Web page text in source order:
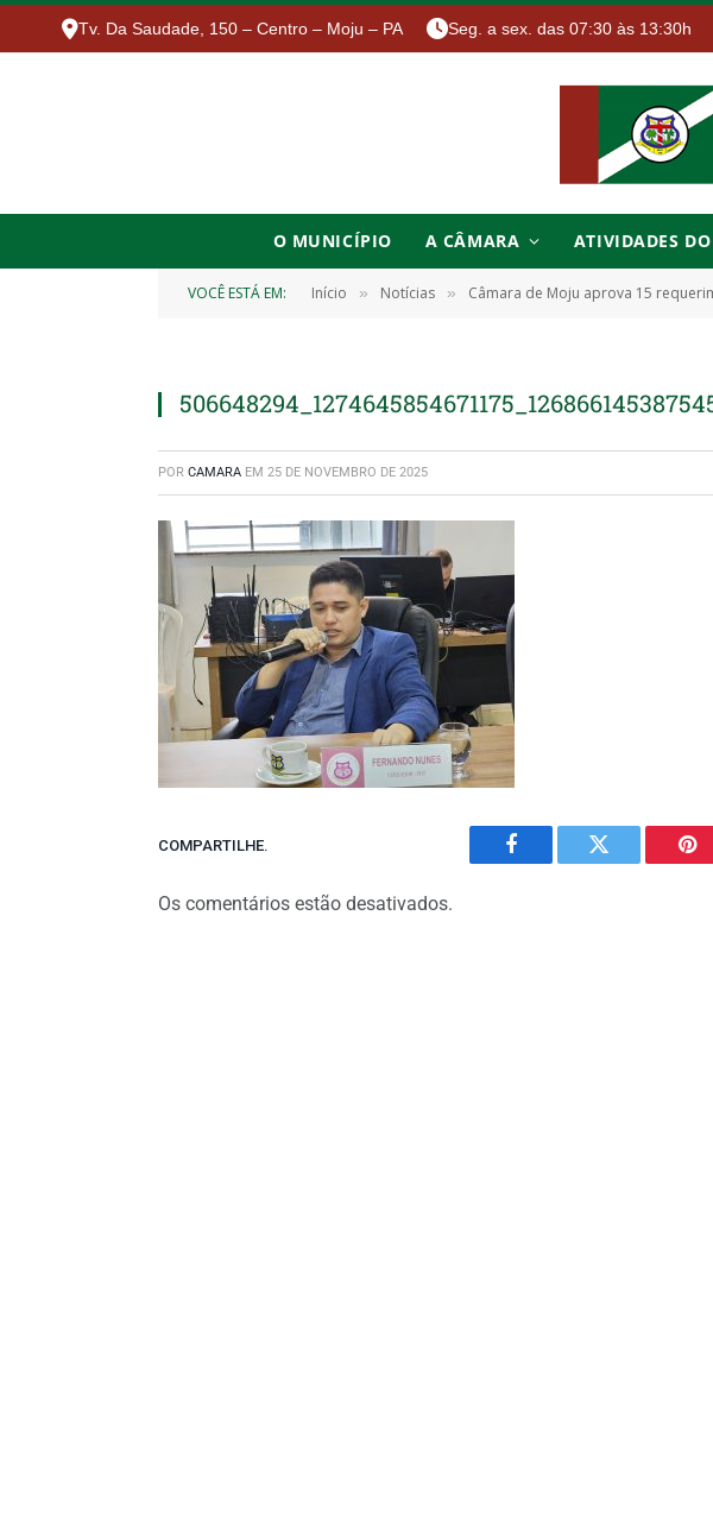
Tv. Da Saudade, 150 – Centro – Moju – PA Seg. a sex. das 07:30 às 13:30h
O MUNICÍPIO A CÂMARA ATIVIDADES
VOCÊ ESTÁ EM: Início » Notícias » Câmara de Moju aprova 15
POR CAMARA EM 25 DE NOVEMBRO DE 2025
COMPARTILHE.
Facebook Twitter
Os comentários estão desativados.